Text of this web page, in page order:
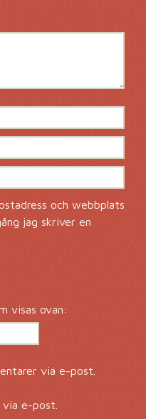
och webbplats
jag skriver en
visas ovan:
via e-post.
via e-post.